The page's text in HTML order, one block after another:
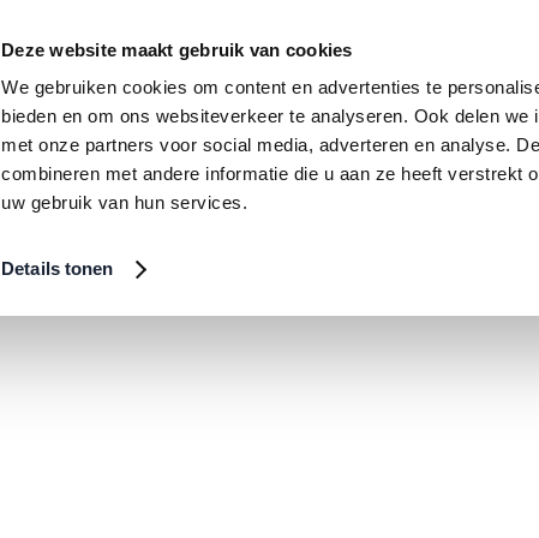
Deze website maakt gebruik van cookies
We gebruiken cookies om content en advertenties te
bieden en om ons websiteverkeer te analyseren. Ook delen
met onze partners voor social media, adverteren en analyse.
combineren met andere informatie die u aan ze heeft verstrekt
uw gebruik van hun services.
Details tonen